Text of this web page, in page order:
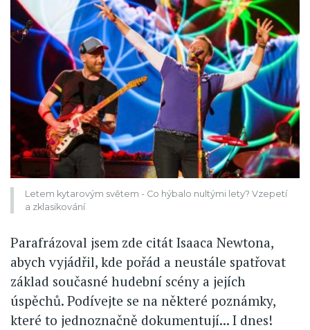
Letem kytarovým světem - Co hýbalo nultými lety? Vzepetí
a zklasikování
Parafrázoval jsem zde citát Isaaca Newtona,
abych vyjádřil, kde pořád a neustále spatřovat
základ současné hudební scény a jejích
úspěchů. Podívejte se na některé poznámky,
které to jednoznačně dokumentují... I dnes!